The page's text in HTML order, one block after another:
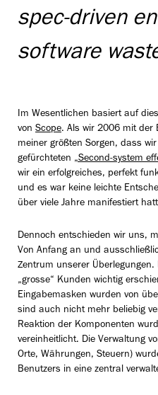
spec-driven
software
Im Wesentlichen basiert auf
von Scope. Als wir 2006 mit der
meiner größten Sorgen, dass
gefürchteten „Second-system
wir ein erfolgreiches, perfekt
und es war keine leichte
über viele Jahre manifestiert
Dennoch entschieden wir uns,
Von Anfang an und
Zentrum unserer
„grosse“ Kunden wichtig
Eingabemasken wurden von
sind auch nicht mehr beliebig
Reaktion der Komponenten
vereinheitlicht. Die Verwaltung
Orte, Währungen, Steuern)
Benutzers in eine zentral